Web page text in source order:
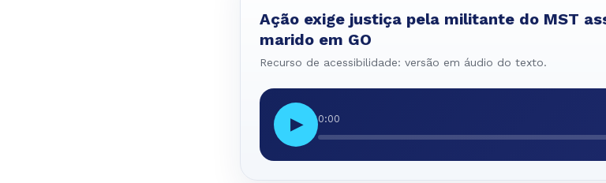
Ação exige justiça pela militante do MST
marido em GO
Recurso de acessibilidade: versão em áudio do texto.
▶ 0:00